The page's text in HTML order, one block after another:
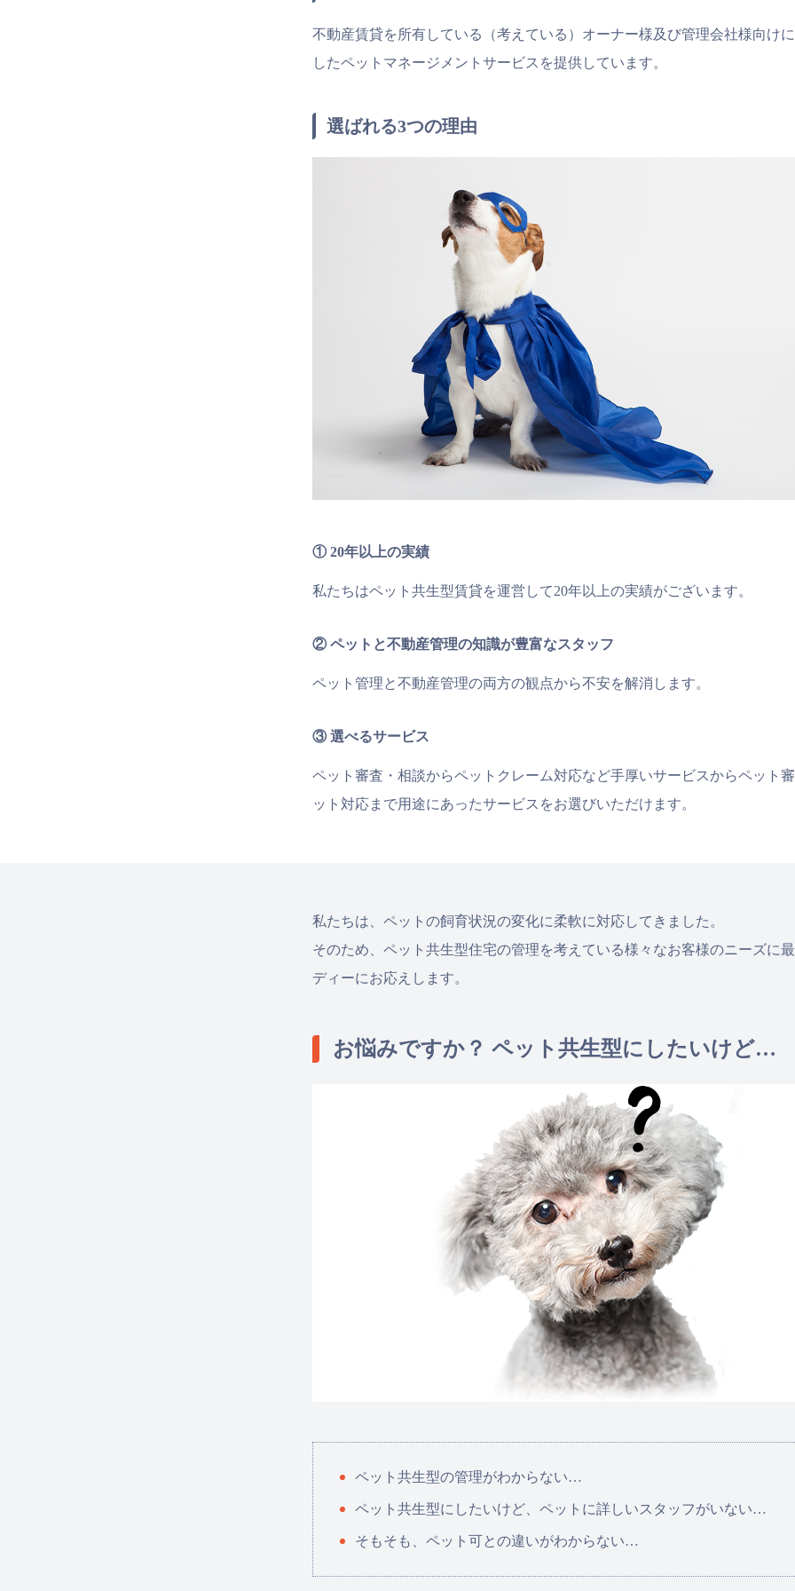
不動産賃貸を所有している（考えている）オーナー様及び管理会社様向け
したペットマネージメントサービスを提供しています。
選ばれる3つの理由
① 20年以上の実績
私たちはペット共生型賃貸を運営して20年以上の実績がございます。
② ペットと不動産管理の知識が豊富なスタッフ
ペット管理と不動産管理の両方の観点から不安を解消します。
③ 選べるサービス
ペット審査・相談からペットクレーム対応など手厚いサービスからペット
ット対応まで用途にあったサービスをお選びいただけます。
私たちは、ペットの飼育状況の変化に柔軟に対応してきました。
そのため、ペット共生型住宅の管理を考えている様々なお客様のニーズに
ディーにお応えします。
お悩みですか？ ペット共生型にしたいけど…
ペット共生型の管理がわからない…
ペット共生型にしたいけど、ペットに詳しいスタッフがいない…
そもそも、ペット可との違いがわからない…